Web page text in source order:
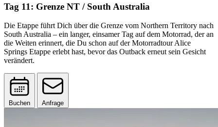
Tag 11: Grenze NT / South Australia
Die Etappe führt Dich über die Grenze vom Northern Territory nach
South Australia – ein langer, einsamer Tag auf dem Motorrad, der an
die Weiten erinnert, die Du schon auf der Motorradtour Alice
Springs Etappe erlebt hast, bevor das Outback erneut sein Gesicht
verändert.
Buchen Anfrage